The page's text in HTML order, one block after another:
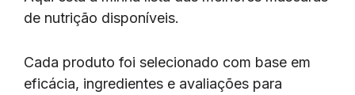
de nutrição disponíveis.
Cada produto foi selecionado com base em
eficácia, ingredientes e avaliações para